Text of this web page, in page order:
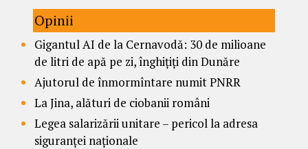
Opinii
Gigantul AI de la Cernavodă: 30 de milioane
de litri de apă pe zi, înghițiți din Dunăre
Ajutorul de înmormîntare numit PNRR
La Jina, alături de ciobanii români
Legea salarizării unitare – pericol la adresa
siguranței naționale